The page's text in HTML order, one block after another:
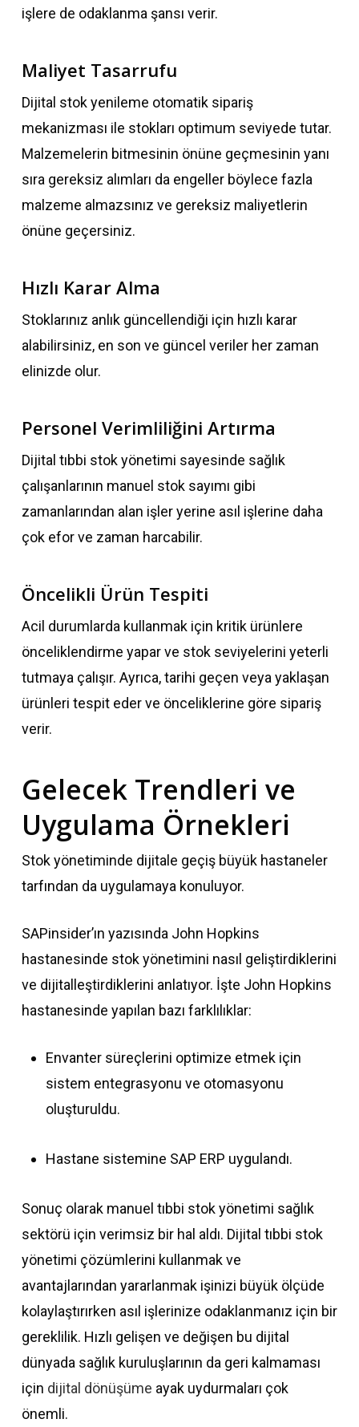
işlere de odaklanma şansı verir.
Maliyet Tasarrufu
Dijital stok yenileme otomatik sipariş
mekanizması ile stokları optimum seviyede tutar.
Malzemelerin bitmesinin önüne geçmesinin yanı
sıra gereksiz alımları da engeller böylece fazla
malzeme almazsınız ve gereksiz maliyetlerin
önüne geçersiniz.
Hızlı Karar Alma
Stoklarınız anlık güncellendiği için hızlı karar
alabilirsiniz, en son ve güncel veriler her zaman
elinizde olur.
Personel Verimliliğini Artırma
Dijital tıbbi stok yönetimi sayesinde sağlık
çalışanlarının manuel stok sayımı gibi
zamanlarından alan işler yerine asıl işlerine daha
çok efor ve zaman harcabilir.
Öncelikli Ürün Tespiti
Acil durumlarda kullanmak için kritik ürünlere
önceliklendirme yapar ve stok seviyelerini yeterli
tutmaya çalışır. Ayrıca, tarihi geçen veya yaklaşan
ürünleri tespit eder ve önceliklerine göre sipariş
verir.
Gelecek Trendleri ve
Uygulama Örnekleri
Stok yönetiminde dijitale geçiş büyük hastaneler
tarfından da uygulamaya konuluyor.
SAPinsider’ın yazısında John Hopkins
hastanesinde stok yönetimini nasıl geliştirdiklerini
ve dijitalleştirdiklerini anlatıyor. İşte John Hopkins
hastanesinde yapılan bazı farklılıklar:
Envanter süreçlerini optimize etmek için
sistem entegrasyonu ve otomasyonu
oluşturuldu.
Hastane sistemine SAP ERP uygulandı.
Sonuç olarak manuel tıbbi stok yönetimi sağlık
sektörü için verimsiz bir hal aldı. Dijital tıbbi stok
yönetimi çözümlerini kullanmak ve
avantajlarından yararlanmak işinizi büyük ölçüde
kolaylaştırırken asıl işlerinize odaklanmanız için bir
gereklilik. Hızlı gelişen ve değişen bu dijital
dünyada sağlık kuruluşlarının da geri kalmaması
için dijital dönüşüme ayak uydurmaları çok
önemli.